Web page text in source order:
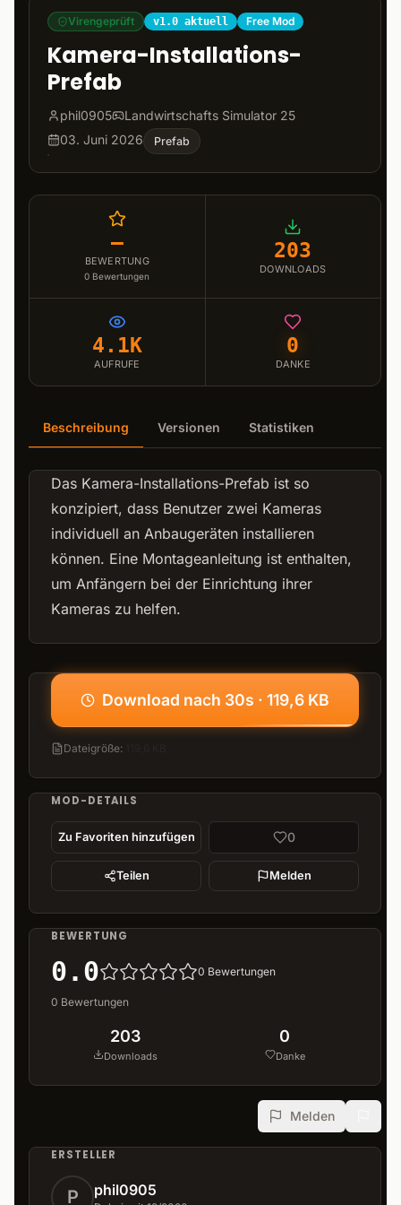
Virengeprüft v1.0 aktuell Free Mod
Kamera-Installations-
Prefab
phil0905
Landwirtschafts Simulator 25
03. Juni 2026
Prefab
–
BEWERTUNG
0 Bewertungen
203
DOWNLOADS
4.1K
AUFRUFE
0
DANKE
Beschreibung Versionen Statistiken
Das Kamera-Installations-Prefab ist so
konzipiert, dass Benutzer zwei Kameras
individuell an Anbaugeräten installieren
können. Eine Montageanleitung ist enthalten,
um Anfängern bei der Einrichtung ihrer
Kameras zu helfen.
Download nach 30s · 119,6 KB
Dateigröße:
MOD-DETAILS
Zu Favoriten hinzufügen 0
Teilen Melden
BEWERTUNG
0.0 0 Bewertungen
0 Bewertungen
203
Downloads
0
Danke
Melden
ERSTELLER
P phil0905